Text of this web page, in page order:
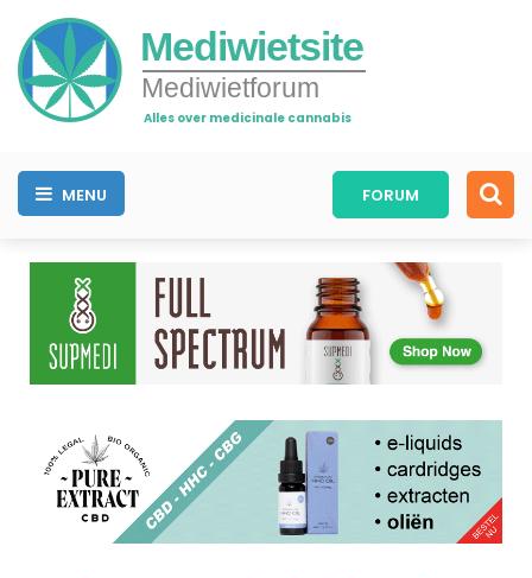
Mediwietsite
Mediwietforum
Alles over medicinale cannabis
MENU FORUM